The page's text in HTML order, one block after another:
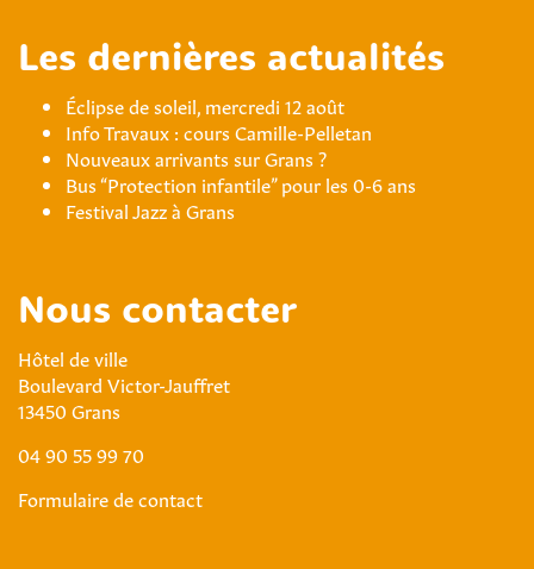
Les dernières actualités
Éclipse de soleil, mercredi 12 août
Info Travaux : cours Camille-Pelletan
Nouveaux arrivants sur Grans ?
Bus “Protection infantile” pour les 0-6 ans
Festival Jazz à Grans
Nous contacter
Hôtel de ville
Boulevard Victor-Jauffret
13450 Grans
04 90 55 99 70
Formulaire de contact